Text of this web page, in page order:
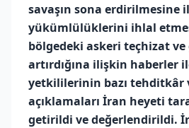
savaşın sona erdirilmesine
yükümlülüklerini ihlal
bölgedeki askeri teçhizat
artırdığına ilişkin haberler
yetkililerinin bazı tehditkâr
açıklamaları İran heyeti
getirildi ve değerlendirildi.